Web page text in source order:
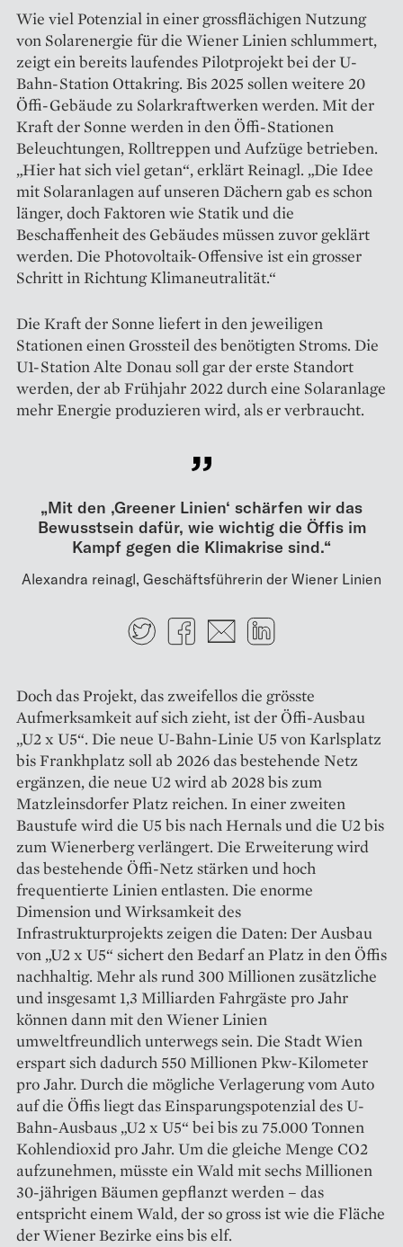
Wie viel Potenzial in einer grossflächigen Nutzung
von Solarenergie für die Wiener Linien schlummert,
zeigt ein bereits laufendes Pilotprojekt bei der U-
Bahn-Station Ottakring. Bis 2025 sollen weitere 20
Öffi-Gebäude zu Solarkraftwerken werden. Mit der
Kraft der Sonne werden in den Öffi-Stationen
Beleuchtungen, Rolltreppen und Aufzüge betrieben.
„Hier hat sich viel getan“, erklärt Reinagl. „Die Idee
mit Solaranlagen auf unseren Dächern gab es schon
länger, doch Faktoren wie Statik und die
Beschaffenheit des Gebäudes müssen zuvor geklärt
werden. Die Photovoltaik-Offensive ist ein grosser
Schritt in Richtung Klimaneutralität.“
Die Kraft der Sonne liefert in den jeweiligen
Stationen einen Grossteil des benötigten Stroms. Die
U1-Station Alte Donau soll gar der erste Standort
werden, der ab Frühjahr 2022 durch eine Solaranlage
mehr Energie produzieren wird, als er verbraucht.
„Mit den ,Greener Linien‘ schärfen wir das
Bewusstsein dafür, wie wichtig die Öffis im
Kampf gegen die Klimakrise sind.“
Alexandra reinagl, Geschäftsführerin der Wiener Linien
TwitterFacebook
E-mail
Doch das Projekt, das zweifellos die grösste
Aufmerksamkeit auf sich zieht, ist der Öffi-Ausbau
„U2 x U5“. Die neue U-Bahn-Linie U5 von Karlsplatz
bis Frankhplatz soll ab 2026 das bestehende Netz
ergänzen, die neue U2 wird ab 2028 bis zum
Matzleinsdorfer Platz reichen. In einer zweiten
Baustufe wird die U5 bis nach Hernals und die U2 bis
zum Wienerberg verlängert. Die Erweiterung wird
das bestehende Öffi-Netz stärken und hoch
frequentierte Linien entlasten. Die enorme
Dimension und Wirksamkeit des
Infrastrukturprojekts zeigen die Daten: Der Ausbau
von „U2 x U5“ sichert den Bedarf an Platz in den Öffis
nachhaltig. Mehr als rund 300 Millionen zusätzliche
und insgesamt 1,3 Milliarden Fahrgäste pro Jahr
können dann mit den Wiener Linien
umweltfreundlich unterwegs sein. Die Stadt Wien
erspart sich dadurch 550 Millionen Pkw-Kilometer
pro Jahr. Durch die mögliche Verlagerung vom Auto
auf die Öffis liegt das Einsparungs­potenzial des U-
Bahn-Ausbaus „U2 x U5“ bei bis zu 75.000 Tonnen
Kohlendioxid pro Jahr. Um die gleiche Menge CO2
aufzunehmen, müsste ein Wald mit sechs Millionen
30-jährigen Bäumen gepflanzt werden – das
entspricht einem Wald, der so gross ist wie die Fläche
der Wiener Bezirke eins bis elf.